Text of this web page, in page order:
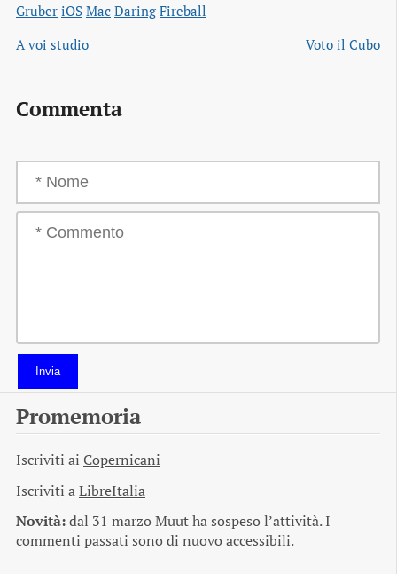
Gruber iOS Mac Daring Fireball
A voi studio
Voto il Cubo
Commenta
Invia
Promemoria
Iscriviti ai Copernicani
Iscriviti aLibreItalia
Novità:dal 31 marzo Muut ha sospeso l’attività. I
commenti passati sono di nuovo accessibili.